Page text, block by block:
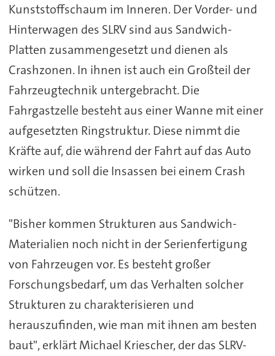
Kunststoffschaum im Inneren. Der Vorder- und
Hinterwagen des SLRV sind aus Sandwich-
Platten zusammengesetzt und dienen als
Crashzonen. In ihnen ist auch ein Großteil der
Fahrzeugtechnik untergebracht. Die
Fahrgastzelle besteht aus einer Wanne mit einer
aufgesetzten Ringstruktur. Diese nimmt die
Kräfte auf, die während der Fahrt auf das Auto
wirken und soll die Insassen bei einem Crash
schützen.
"Bisher kommen Strukturen aus Sandwich-
Materialien noch nicht in der Serienfertigung
von Fahrzeugen vor. Es besteht großer
Forschungsbedarf, um das Verhalten solcher
Strukturen zu charakterisieren und
herauszufinden, wie man mit ihnen am besten
baut", erklärt Michael Kriescher, der das SLRV-